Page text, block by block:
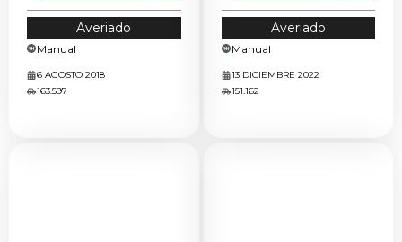
Averiado
Manual
6 AGOSTO 2018
163.597
Averiado
Manual
13 DICIEMBRE 2022
151.162